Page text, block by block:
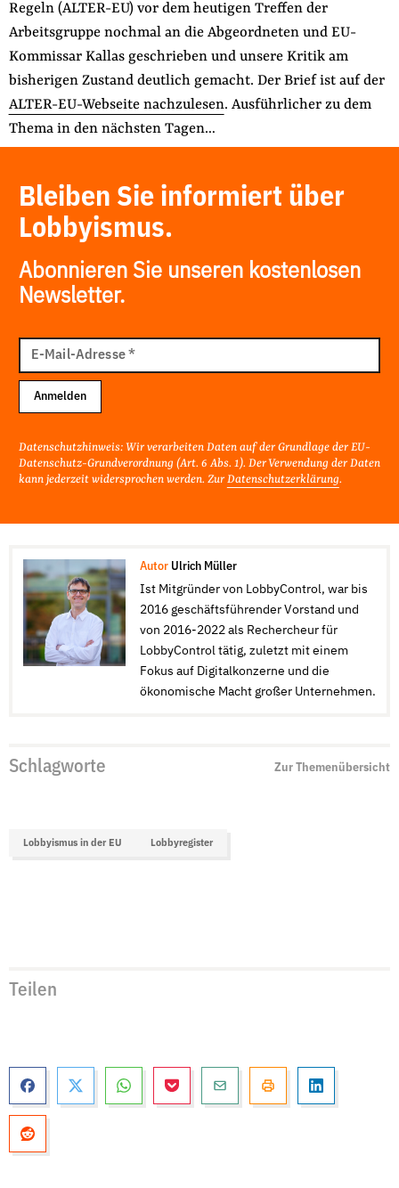
der
Website
Folge Uns
FacebookMastodon
BlueskyInstagram
YoutubeLinkedIn
Feed
Regeln (ALTER-EU) vor dem heutigen Treffen der
Arbeitsgruppe nochmal an die Abgeordneten und EU-
Kommissar Kallas geschrieben und unsere Kritik am
bisherigen Zustand deutlich gemacht. Der Brief ist auf der
ALTER-EU-Webseite nachzulesen. Ausführlicher zu dem
Thema in den nächsten Tagen…
Bleiben Sie informiert über
Lobbyismus.
Abonnieren Sie unseren kostenlosen
Newsletter.
Mail
Adresse
E-Mail-Adresse*
Anmelden
Datenschutzhinweis: Wir verarbeiten Daten auf der Grundlage der EU-
Datenschutz-Grundverordnung (Art. 6 Abs. 1). Der Verwendung der Daten
kann jederzeit widersprochen werden. Zur Datenschutzerklärung.
Autor Ulrich Müller
Ist Mitgründer von LobbyControl, war bis
2016 geschäftsführender Vorstand und
von 2016-2022 als Rechercheur für
LobbyControl tätig, zuletzt mit einem
Fokus auf Digitalkonzerne und die
ökonomische Macht großer Unternehmen.
Schlagworte Zur Themenübersicht
Lobbyismus in der EU Lobbyregister
Teilen